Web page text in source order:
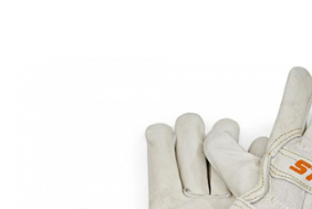
Motosape si Motocultoare
Masini de batut stalpi